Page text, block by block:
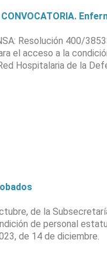
CONVOCATORIA.
Resolución 400/
el acceso a la
Hospitalaria de la
de la
de personal
de 14 de diciembre.